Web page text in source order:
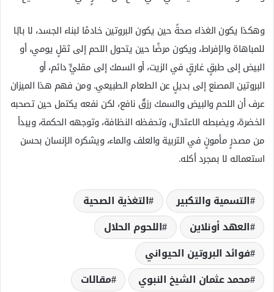
وهكذا يكون الغذاء صحةً حين يكون البروتين خادمًا لبناء الجسد، لا بابًا
للمباهاة والإفراط، ويكون مرضًا حين يتحول اللحم إلى ثقلٍ يومي، أو
البيض إلى طبقٍ غارقٍ في الزيت، أو السمك إلى مقليٍّ دائم، أو
البروتين المصنع إلى بديلٍ عن الطعام الطبيعي. ومن فهم هذا الميزان
عرف أن اللحم والبيض والسمك رزقٌ نافع، لكن نفعه يكتمل حين تصحبه
الخضرة، ويضبطه الاعتدال، وتحفظه النظافة، وتوجهه الحكمة، ويبدأ
من مصدرٍ مأمونٍ في التربية والعلف والماء، ويشكره الإنسان بحسن
استعماله لا بمجرد أكله.
التسمية والتكبير
التغذية الصحية
العهد أونلاين
اللحوم الحلال
فوائد البروتين الحيواني
محمد عثمان الشيخ النبوي
مقالات